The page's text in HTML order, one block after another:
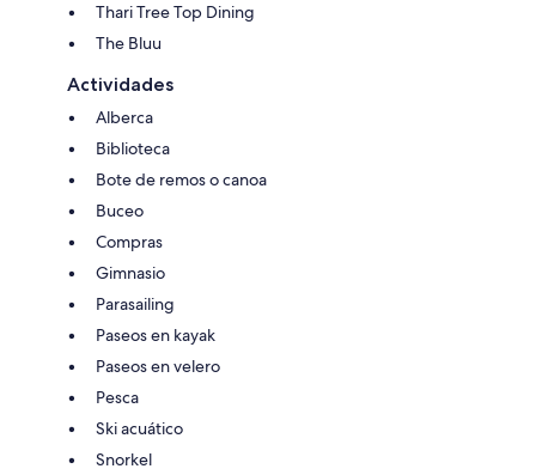
Thari Tree Top Dining
The Bluu
Actividades
Alberca
Biblioteca
Bote de remos o canoa
Buceo
Compras
Gimnasio
Parasailing
Paseos en kayak
Paseos en velero
Pesca
Ski acuático
Snorkel